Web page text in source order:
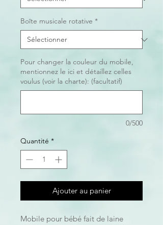
Boîte musicale rotative *
Pour changer la couleur du mobile,
mentionnez le ici et détaillez celles
voulus (voir la charte): (facultatif)
0/500
Quantité *
Ajouter au panier
Mobile pour bébé fait de laine